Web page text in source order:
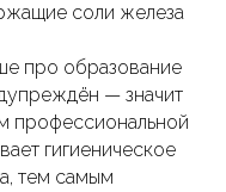
соли железа
про образование
— значит
профессиональной
гигиеническое
тем самым